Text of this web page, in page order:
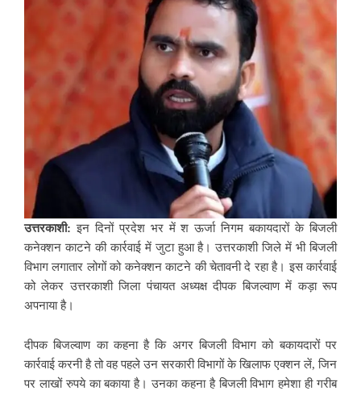
उत्तरकाशी: इन दिनों प्रदेश भर में श ऊर्जा निगम बकायदारों के बिजली
कनेक्शन काटने की कार्रवाई में जुटा हुआ है। उत्तरकाशी जिले में भी बिजली
विभाग लगातार लोगों को कनेक्शन काटने की चेतावनी दे रहा है। इस कार्रवाई
को लेकर उत्तरकाशी जिला पंचायत अध्यक्ष दीपक बिजल्वाण में कड़ा रूप
अपनाया है।
दीपक बिजल्वाण का कहना है कि अगर बिजली विभाग को बकायदारों पर
कार्रवाई करनी है तो वह पहले उन सरकारी विभागों के खिलाफ एक्शन लें, जिन
पर लाखों रुपये का बकाया है। उनका कहना है बिजली विभाग हमेशा ही गरीब